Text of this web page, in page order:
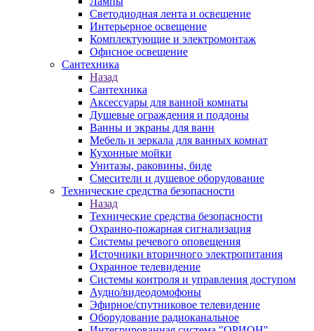
Светодиодная лента и освещение
Интерьерное освещение
Комплектующие и электромонтаж
Офисное освещение
Сантехника
Назад
Сантехника
Аксессуары для ванной комнаты
Душевые ограждения и поддоны
Ванны и экраны для ванн
Мебель и зеркала для ванных комнат
Кухонные мойки
Унитазы, раковины, биде
Смесители и душевое оборудование
Технические средства безопасности
Назад
Технические средства безопасности
Охранно-пожарная сигнализация
Системы речевого оповещения
Источники вторичного электропитания
Охранное телевидение
Системы контроля и управления доступом
Аудио/видеодомофоны
Эфирное/спутниковое телевидение
Оборудование радиоканальное